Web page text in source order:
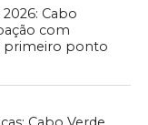
Cabo
com
primeiro ponto